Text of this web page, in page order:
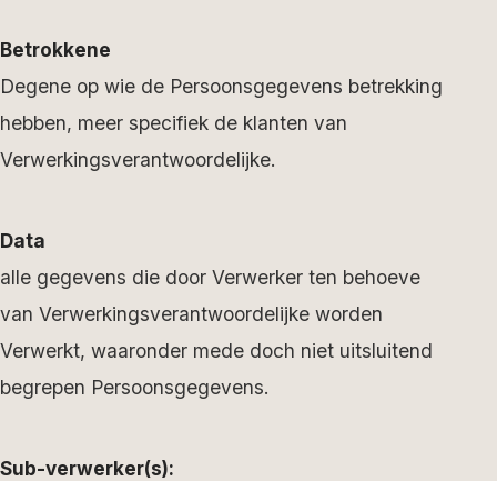
Betrokkene
Degene op wie de Persoonsgegevens betrekking
hebben, meer specifiek de klanten van
Verwerkingsverantwoordelijke.
Data
alle gegevens die door Verwerker ten behoeve
van Verwerkingsverantwoordelijke worden
Verwerkt, waaronder mede doch niet uitsluitend
begrepen Persoonsgegevens.
Sub-verwerker(s):